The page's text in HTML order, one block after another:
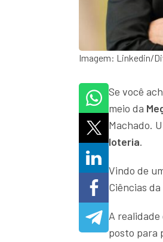
Imagem: Linkedin/
Se você
meio da
Machado.
loteria.
Vindo de
Ciências
A
posto para